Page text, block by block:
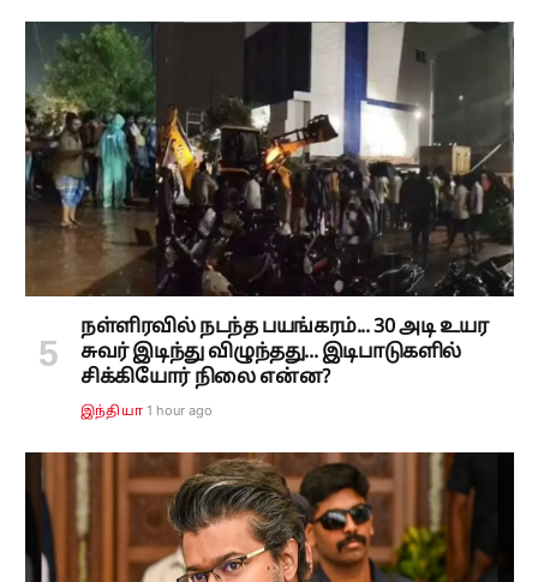
நள்ளிரவில் நடந்த பயங்கரம்... 30 அடி உயர
சுவர் இடிந்து விழுந்தது... இடிபாடுகளில்
சிக்கியோர் நிலை என்ன?
இந்தியா 1 hour ago